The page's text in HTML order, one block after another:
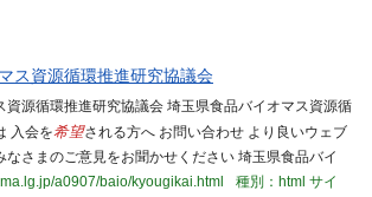
ス資源循環推進研究協議会
資源循環推進研究協議会 埼玉県食品バイオマス資源循
入会を希望される方へ お問い合わせ より良いウェブ
なさまのご意見をお聞かせください 埼玉県食品バイ
a0907/baio/kyougikai.html
種別：html サイ